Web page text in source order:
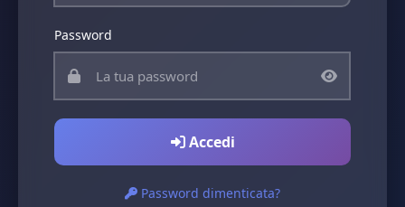
Password
Accedi
Password dimenticata?